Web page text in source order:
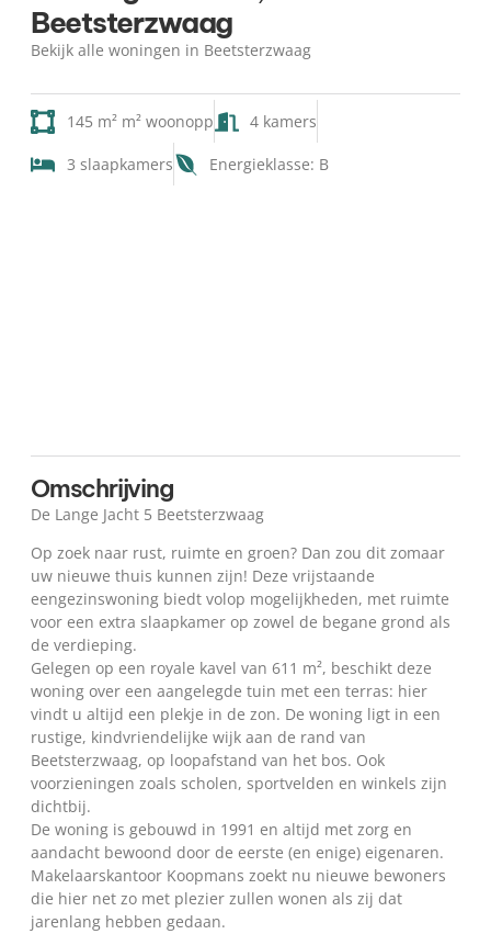
Beetsterzwaag
Bekijk alle woningen in Beetsterzwaag
145 m² m² woonopp 4 kamers
3 slaapkamers Energieklasse: B
Omschrijving
De Lange Jacht 5 Beetsterzwaag
Op zoek naar rust, ruimte en groen? Dan zou dit zomaar
uw nieuwe thuis kunnen zijn! Deze vrijstaande
eengezinswoning biedt volop mogelijkheden, met ruimte
voor een extra slaapkamer op zowel de begane grond als
de verdieping.
Gelegen op een royale kavel van 611 m², beschikt deze
woning over een aangelegde tuin met een terras: hier
vindt u altijd een plekje in de zon. De woning ligt in een
rustige, kindvriendelijke wijk aan de rand van
Beetsterzwaag, op loopafstand van het bos. Ook
voorzieningen zoals scholen, sportvelden en winkels zijn
dichtbij.
De woning is gebouwd in 1991 en altijd met zorg en
aandacht bewoond door de eerste (en enige) eigenaren.
Makelaarskantoor Koopmans zoekt nu nieuwe bewoners
die hier net zo met plezier zullen wonen als zij dat
jarenlang hebben gedaan.